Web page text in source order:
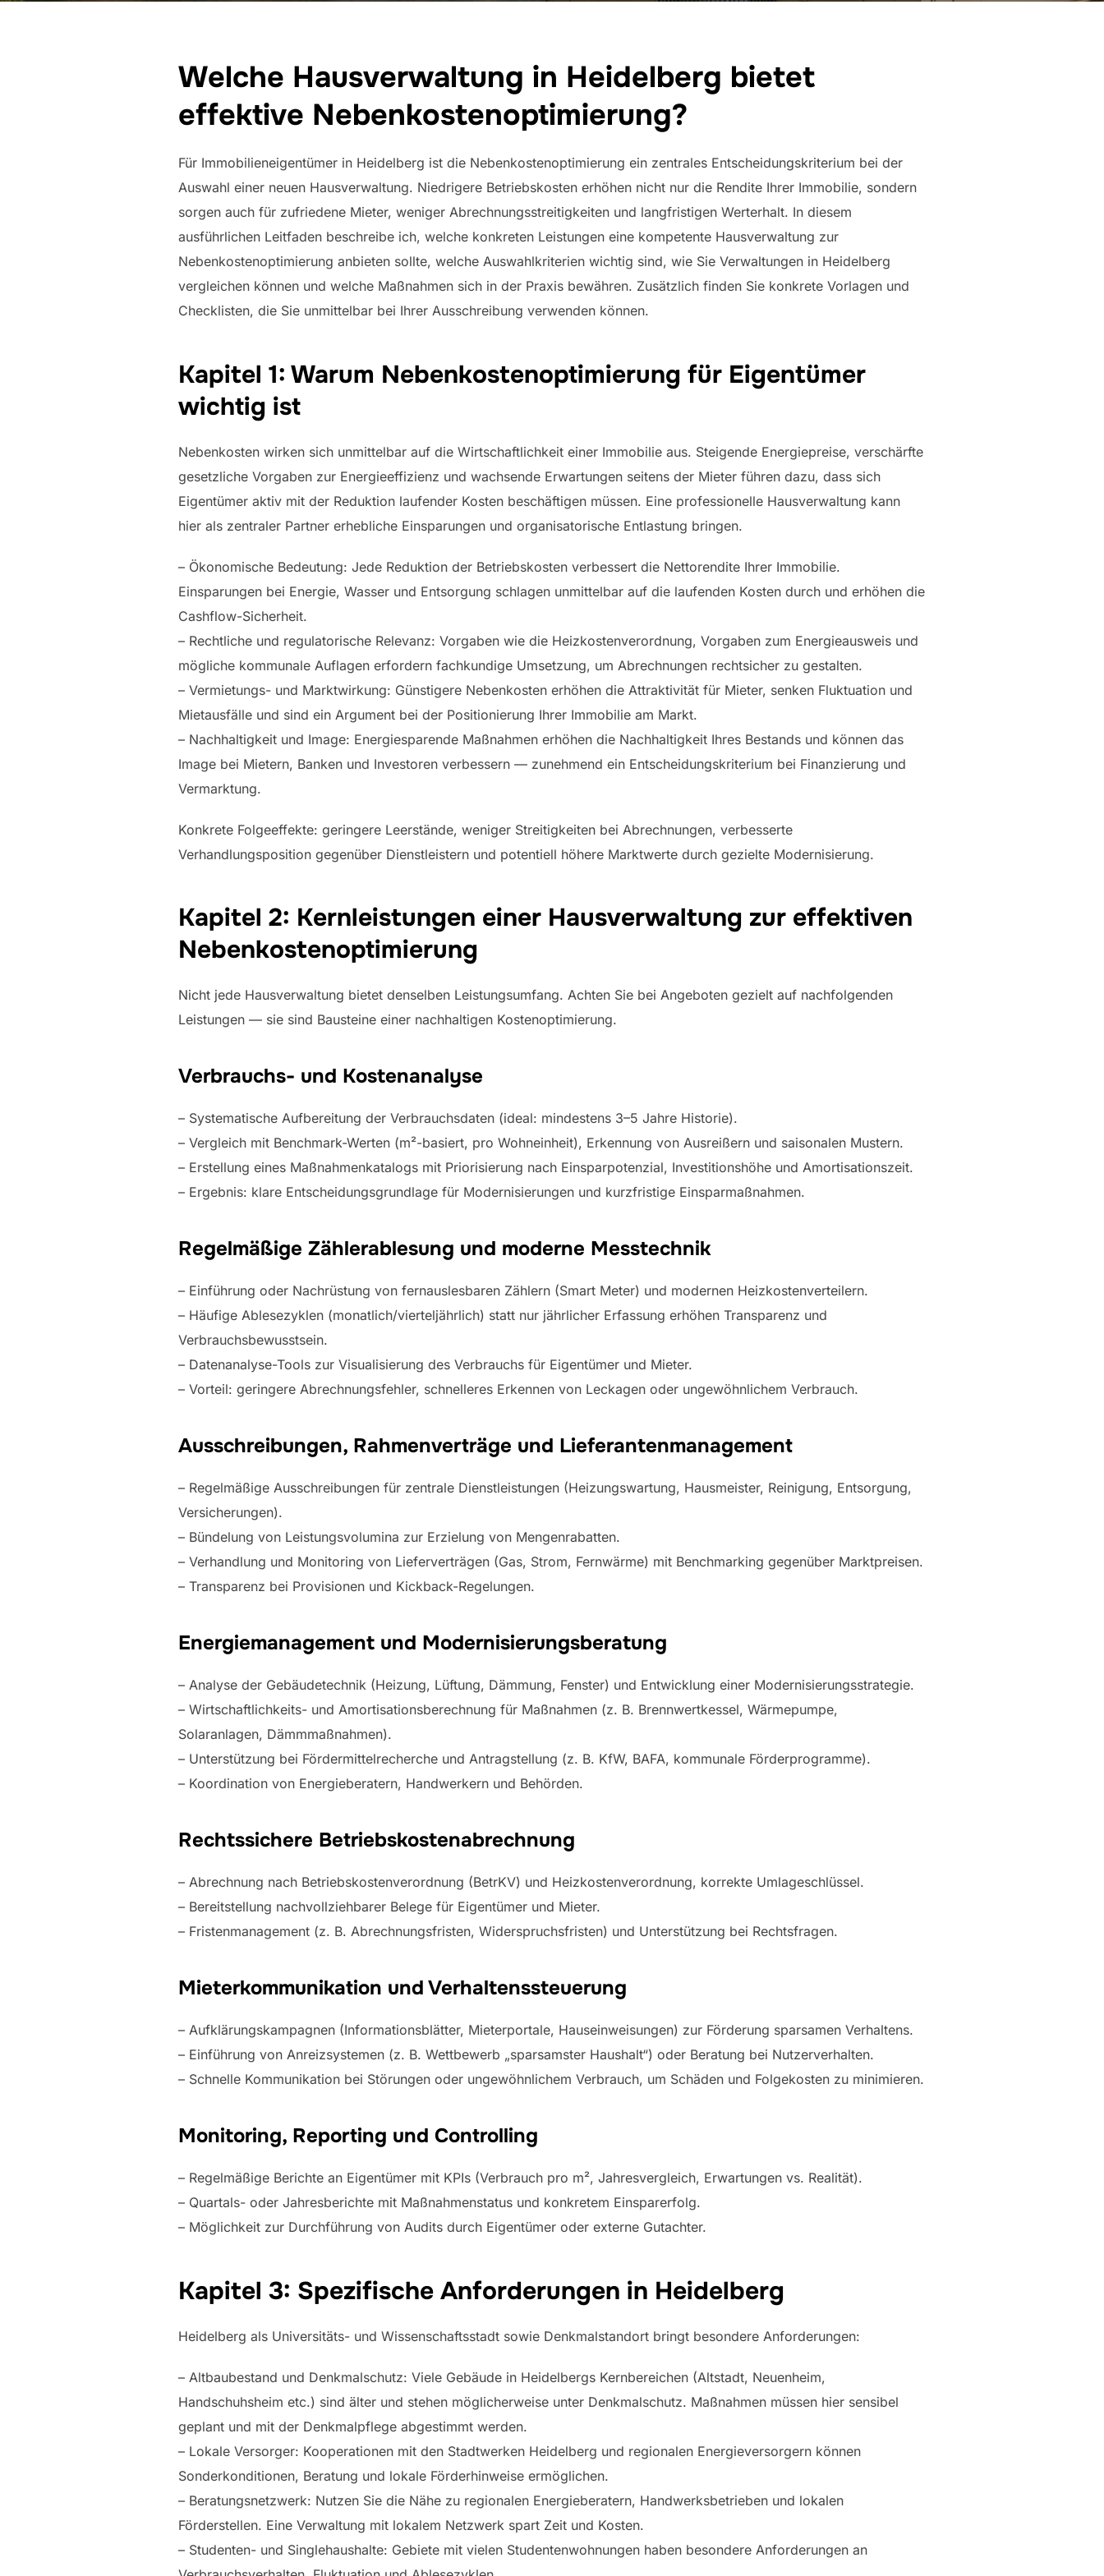
Welche Hausverwaltung in Heidelberg bietet
effektive Nebenkostenoptimierung?
Für Immobilieneigentümer in Heidelberg ist die Nebenkostenoptimierung ein zentrales Entscheidungskriterium bei der
Auswahl einer neuen Hausverwaltung. Niedrigere Betriebskosten erhöhen nicht nur die Rendite Ihrer Immobilie, sondern
sorgen auch für zufriedene Mieter, weniger Abrechnungsstreitigkeiten und langfristigen Werterhalt. In diesem
ausführlichen Leitfaden beschreibe ich, welche konkreten Leistungen eine kompetente Hausverwaltung zur
Nebenkostenoptimierung anbieten sollte, welche Auswahlkriterien wichtig sind, wie Sie Verwaltungen in Heidelberg
vergleichen können und welche Maßnahmen sich in der Praxis bewähren. Zusätzlich finden Sie konkrete Vorlagen und
Checklisten, die Sie unmittelbar bei Ihrer Ausschreibung verwenden können.
Kapitel 1: Warum Nebenkostenoptimierung für Eigentümer
wichtig ist
Nebenkosten wirken sich unmittelbar auf die Wirtschaftlichkeit einer Immobilie aus. Steigende Energiepreise, verschärfte
gesetzliche Vorgaben zur Energieeffizienz und wachsende Erwartungen seitens der Mieter führen dazu, dass sich
Eigentümer aktiv mit der Reduktion laufender Kosten beschäftigen müssen. Eine professionelle Hausverwaltung kann
hier als zentraler Partner erhebliche Einsparungen und organisatorische Entlastung bringen.
– Ökonomische Bedeutung: Jede Reduktion der Betriebskosten verbessert die Nettorendite Ihrer Immobilie.
Einsparungen bei Energie, Wasser und Entsorgung schlagen unmittelbar auf die laufenden Kosten durch und erhöhen die
Cashflow-Sicherheit.
– Rechtliche und regulatorische Relevanz: Vorgaben wie die Heizkostenverordnung, Vorgaben zum Energieausweis und
mögliche kommunale Auflagen erfordern fachkundige Umsetzung, um Abrechnungen rechtsicher zu gestalten.
– Vermietungs- und Marktwirkung: Günstigere Nebenkosten erhöhen die Attraktivität für Mieter, senken Fluktuation und
Mietausfälle und sind ein Argument bei der Positionierung Ihrer Immobilie am Markt.
– Nachhaltigkeit und Image: Energiesparende Maßnahmen erhöhen die Nachhaltigkeit Ihres Bestands und können das
Image bei Mietern, Banken und Investoren verbessern — zunehmend ein Entscheidungskriterium bei Finanzierung und
Vermarktung.
Konkrete Folgeeffekte: geringere Leerstände, weniger Streitigkeiten bei Abrechnungen, verbesserte
Verhandlungsposition gegenüber Dienstleistern und potentiell höhere Marktwerte durch gezielte Modernisierung.
Kapitel 2: Kernleistungen einer Hausverwaltung zur effektiven
Nebenkostenoptimierung
Nicht jede Hausverwaltung bietet denselben Leistungsumfang. Achten Sie bei Angeboten gezielt auf nachfolgenden
Leistungen — sie sind Bausteine einer nachhaltigen Kostenoptimierung.
Verbrauchs- und Kostenanalyse
– Systematische Aufbereitung der Verbrauchsdaten (ideal: mindestens 3–5 Jahre Historie).
– Vergleich mit Benchmark-Werten (m²-basiert, pro Wohneinheit), Erkennung von Ausreißern und saisonalen Mustern.
– Erstellung eines Maßnahmenkatalogs mit Priorisierung nach Einsparpotenzial, Investitionshöhe und Amortisationszeit.
– Ergebnis: klare Entscheidungsgrundlage für Modernisierungen und kurzfristige Einsparmaßnahmen.
Regelmäßige Zählerablesung und moderne Messtechnik
– Einführung oder Nachrüstung von fernauslesbaren Zählern (Smart Meter) und modernen Heizkostenverteilern.
– Häufige Ablesezyklen (monatlich/vierteljährlich) statt nur jährlicher Erfassung erhöhen Transparenz und
Verbrauchsbewusstsein.
– Datenanalyse-Tools zur Visualisierung des Verbrauchs für Eigentümer und Mieter.
– Vorteil: geringere Abrechnungsfehler, schnelleres Erkennen von Leckagen oder ungewöhnlichem Verbrauch.
Ausschreibungen, Rahmenverträge und Lieferantenmanagement
– Regelmäßige Ausschreibungen für zentrale Dienstleistungen (Heizungswartung, Hausmeister, Reinigung, Entsorgung,
Versicherungen).
– Bündelung von Leistungsvolumina zur Erzielung von Mengenrabatten.
– Verhandlung und Monitoring von Lieferverträgen (Gas, Strom, Fernwärme) mit Benchmarking gegenüber Marktpreisen.
– Transparenz bei Provisionen und Kickback-Regelungen.
Energiemanagement und Modernisierungsberatung
– Analyse der Gebäudetechnik (Heizung, Lüftung, Dämmung, Fenster) und Entwicklung einer Modernisierungsstrategie.
– Wirtschaftlichkeits- und Amortisationsberechnung für Maßnahmen (z. B. Brennwertkessel, Wärmepumpe,
Solaranlagen, Dämmmaßnahmen).
– Unterstützung bei Fördermittelrecherche und Antragstellung (z. B. KfW, BAFA, kommunale Förderprogramme).
– Koordination von Energieberatern, Handwerkern und Behörden.
Rechtssichere Betriebskostenabrechnung
– Abrechnung nach Betriebskostenverordnung (BetrKV) und Heizkostenverordnung, korrekte Umlageschlüssel.
– Bereitstellung nachvollziehbarer Belege für Eigentümer und Mieter.
– Fristenmanagement (z. B. Abrechnungsfristen, Widerspruchsfristen) und Unterstützung bei Rechtsfragen.
Mieterkommunikation und Verhaltenssteuerung
– Aufklärungskampagnen (Informationsblätter, Mieterportale, Hauseinweisungen) zur Förderung sparsamen Verhaltens.
– Einführung von Anreizsystemen (z. B. Wettbewerb „sparsamster Haushalt“) oder Beratung bei Nutzerverhalten.
– Schnelle Kommunikation bei Störungen oder ungewöhnlichem Verbrauch, um Schäden und Folgekosten zu minimieren.
Monitoring, Reporting und Controlling
– Regelmäßige Berichte an Eigentümer mit KPIs (Verbrauch pro m², Jahresvergleich, Erwartungen vs. Realität).
– Quartals- oder Jahresberichte mit Maßnahmenstatus und konkretem Einsparerfolg.
– Möglichkeit zur Durchführung von Audits durch Eigentümer oder externe Gutachter.
Kapitel 3: Spezifische Anforderungen in Heidelberg
Heidelberg als Universitäts- und Wissenschaftsstadt sowie Denkmalstandort bringt besondere Anforderungen:
– Altbaubestand und Denkmalschutz: Viele Gebäude in Heidelbergs Kernbereichen (Altstadt, Neuenheim,
Handschuhsheim etc.) sind älter und stehen möglicherweise unter Denkmalschutz. Maßnahmen müssen hier sensibel
geplant und mit der Denkmalpflege abgestimmt werden.
– Lokale Versorger: Kooperationen mit den Stadtwerken Heidelberg und regionalen Energieversorgern können
Sonderkonditionen, Beratung und lokale Förderhinweise ermöglichen.
– Beratungsnetzwerk: Nutzen Sie die Nähe zu regionalen Energieberatern, Handwerksbetrieben und lokalen
Förderstellen. Eine Verwaltung mit lokalem Netzwerk spart Zeit und Kosten.
– Studenten- und Singlehaushalte: Gebiete mit vielen Studentenwohnungen haben besondere Anforderungen an